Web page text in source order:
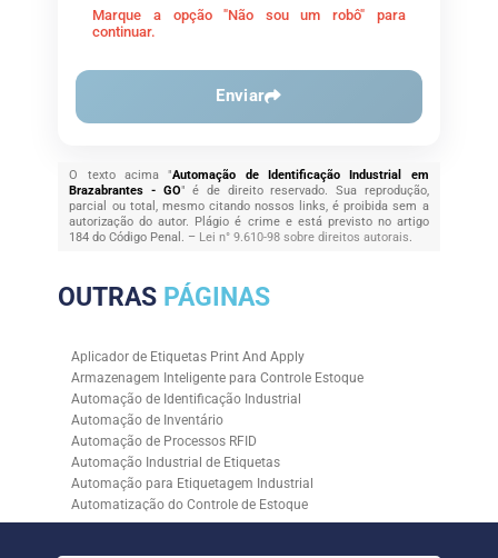
Marque a opção "Não sou um robô" para
continuar.
Enviar
O texto acima "Automação de Identificação Industrial em
Brazabrantes - GO" é de direito reservado. Sua reprodução,
parcial ou total, mesmo citando nossos links, é proibida sem a
autorização do autor. Plágio é crime e está previsto no artigo
184 do Código Penal. – Lei n° 9.610-98 sobre direitos autorais.
OUTRAS PÁGINAS
Aplicador de Etiquetas Print And Apply
Armazenagem Inteligente para Controle Estoque
Automação de Identificação Industrial
Automação de Inventário
Automação de Processos RFID
Automação Industrial de Etiquetas
Automação para Etiquetagem Industrial
Automatização do Controle de Estoque
Controle de Estoque com RFID